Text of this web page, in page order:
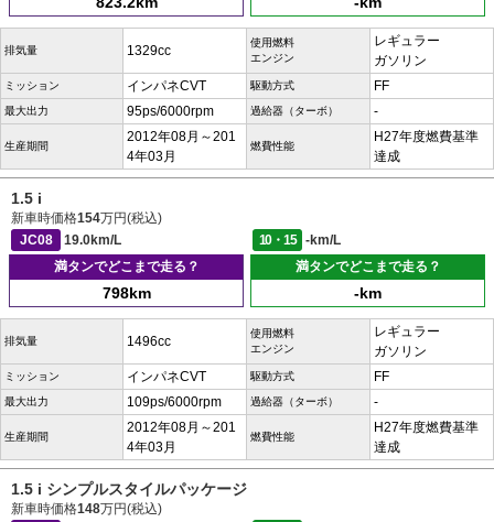
排気量 1329cc
使用燃料
エンジン
レギュラー
ガソリン
ミッション インパネCVT 駆動方式 FF
最大出力 95ps/6000rpm 過給器（ターボ） -
生産期間
2012年08月～201
4年03月
燃費性能
H27年度燃費基準
達成
1.5 i
新車時価格154万円(税込)
JC08
19.0km/L 10・15
-km/L
満タンでどこまで走る？
798km
満タンでどこまで走る？
-km
排気量 1496cc
使用燃料
エンジン
レギュラー
ガソリン
ミッション インパネCVT 駆動方式 FF
最大出力 109ps/6000rpm 過給器（ターボ） -
生産期間
2012年08月～201
4年03月
燃費性能
H27年度燃費基準
達成
1.5 i シンプルスタイルパッケージ
新車時価格148万円(税込)